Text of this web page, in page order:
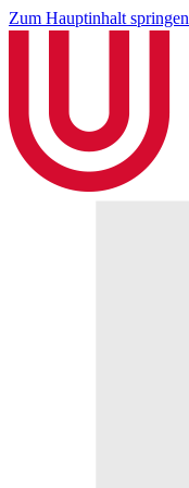
Zum Hauptinhalt springen